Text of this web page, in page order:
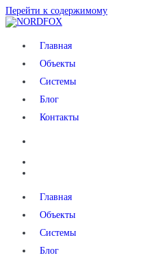
Перейти к содержимому
NORDFOXГлавная
Объекты
Системы
Блог
Контакты
Главная
Объекты
Системы
Блог